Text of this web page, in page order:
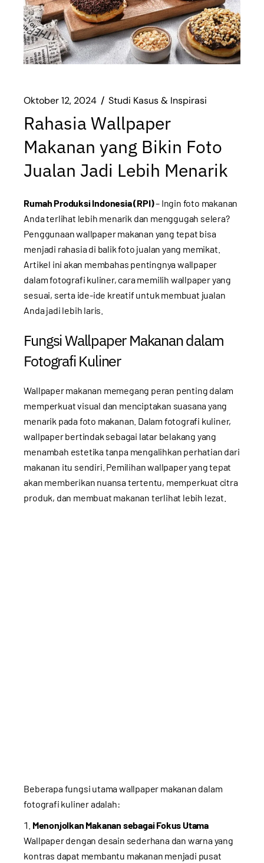
Oktober 12, 2024 Studi Kasus & Inspirasi
Rahasia Wallpaper
Makanan yang Bikin Foto
Jualan Jadi Lebih Menarik
Rumah Produksi Indonesia (RPI)– Ingin foto makanan
Anda terlihat lebih menarik dan menggugah selera?
Penggunaan wallpaper makanan yang tepat bisa
menjadi rahasia di balik foto jualan yang memikat.
Artikel ini akan membahas pentingnya wallpaper
dalam fotografi kuliner, cara memilih wallpaper yang
sesuai, serta ide-ide kreatif untuk membuat jualan
Anda jadi lebih laris.
Fungsi Wallpaper Makanan dalam
Fotografi Kuliner
Wallpaper makanan memegang peran penting dalam
memperkuat visual dan menciptakan suasana yang
menarik pada foto makanan. Dalam fotografi kuliner,
wallpaper bertindak sebagai latar belakang yang
menambah estetika tanpa mengalihkan perhatian dari
makanan itu sendiri. Pemilihan wallpaper yang tepat
akan memberikan nuansa tertentu, memperkuat citra
produk, dan membuat makanan terlihat lebih lezat.
Beberapa fungsi utama wallpaper makanan dalam
fotografi kuliner adalah:
Menonjolkan Makanan sebagai Fokus Utama
Wallpaper dengan desain sederhana dan warna yang
kontras dapat membantu makanan menjadi pusat